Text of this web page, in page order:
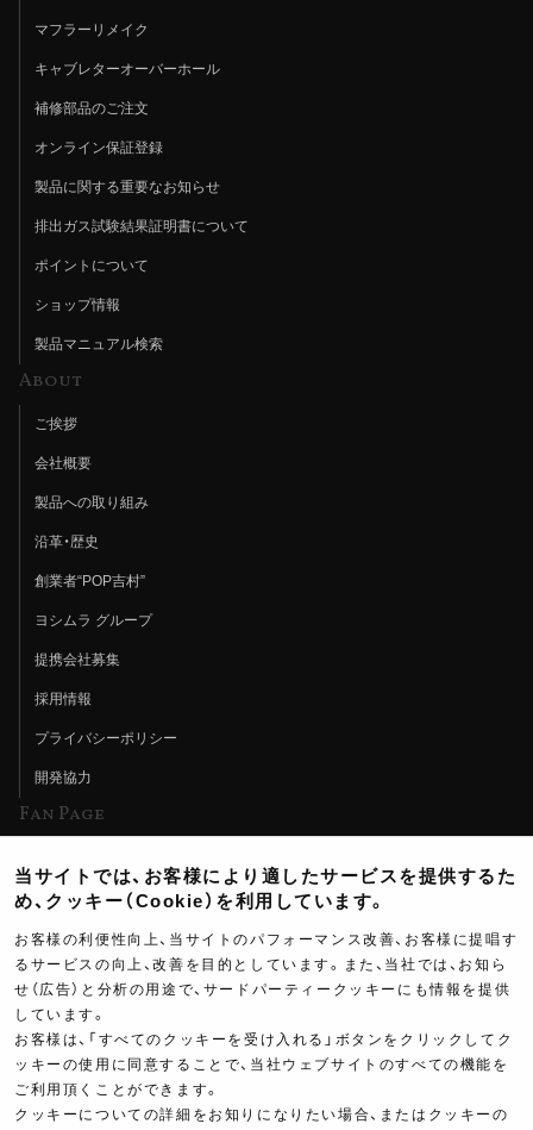
マフラーリメイク
キャブレターオーバーホール
補修部品のご注文
オンライン保証登録
製品に関する重要なお知らせ
排出ガス試験結果証明書について
ポイントについて
ショップ情報
製品マニュアル検索
About
ご挨拶
会社概要
製品への取り組み
沿革・歴史
創業者“POP吉村”
ヨシムラ グループ
提携会社募集
採用情報
プライバシーポリシー
開発協力
Fan Page
ヨシムラTV
イベント情報
イベントスケジュール
ツーリングブレイクタイム
製品ポスター
当サイトでは、お客様により適したサービスを提供するた
め、クッキー（Cookie）を利用しています。
お客様の利便性向上、当サイトのパフォーマンス改善、お客様に提唱す
るサービスの向上、改善を目的としています。また、当社では、お知ら
せ（広告）と分析の用途で、サードパーティークッキーにも情報を提供
しています。
お客様は、「すべてのクッキーを受け入れる」ボタンをクリックしてク
ッキーの使用に同意することで、当社ウェブサイトのすべての機能を
ご利用頂くことができます。
クッキーについての詳細をお知りになりたい場合、またはクッキーの